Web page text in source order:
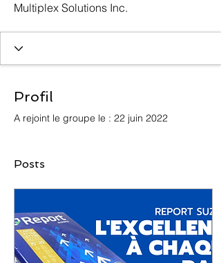
Multiplex Solutions Inc.
Profil
A rejoint le groupe le : 22 juin 2022
Posts